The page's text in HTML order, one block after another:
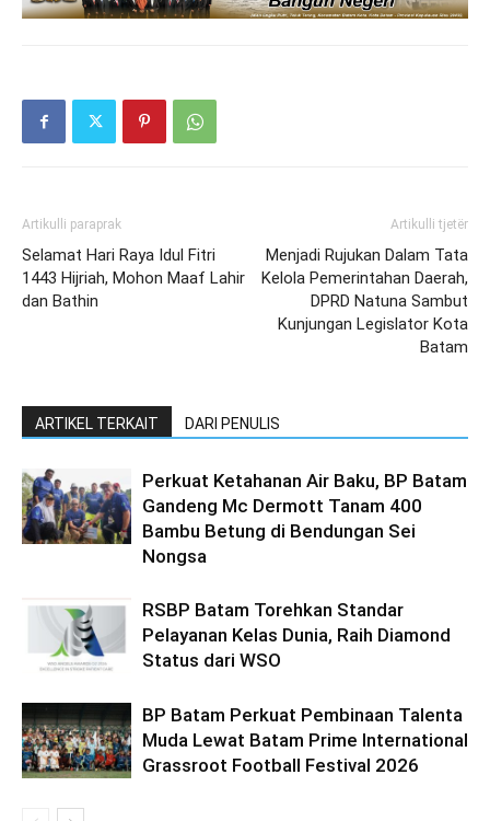
Artikulli paraprak
Selamat Hari Raya Idul Fitri
1443 Hijriah, Mohon Maaf Lahir
dan Bathin
Artikulli tjetër
Menjadi Rujukan Dalam Tata
Kelola Pemerintahan Daerah,
DPRD Natuna Sambut
Kunjungan Legislator Kota
Batam
ARTIKEL TERKAIT DARI PENULIS
Perkuat Ketahanan Air Baku, BP Batam
Gandeng Mc Dermott Tanam 400
Bambu Betung di Bendungan Sei
Nongsa
RSBP Batam Torehkan Standar
Pelayanan Kelas Dunia, Raih Diamond
Status dari WSO
BP Batam Perkuat Pembinaan Talenta
Muda Lewat Batam Prime International
Grassroot Football Festival 2026